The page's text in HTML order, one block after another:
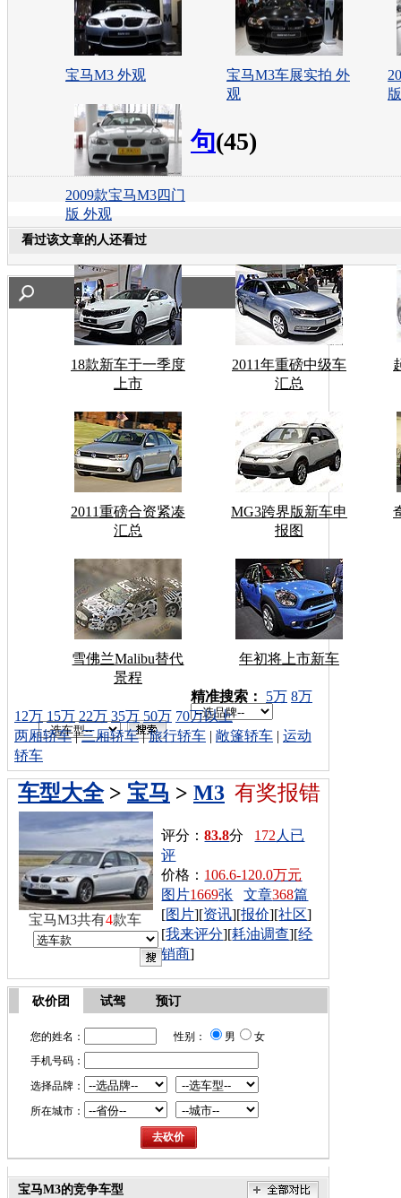
宝马M3 外观
宝马M3车展实拍 外
观
2009款宝马M3四门
版 外观
句(45)
看过该文章的人还看过
18款新车于一季度
上市
2011年重磅中级车
汇总
2011重磅合资紧凑
汇总
MG3跨界版新车申
报图
雪佛兰Malibu替代
景程
年初将上市新车
车型搜索：
精准搜索： 5万 8万
12万 15万 22万 35万 50万 70万以上
两厢轿车|三厢轿车|旅行轿车 | 敞篷轿车 | 运动
轿车
有奖报错
车型大全> 宝马 > M3
评分：83.8分 172 人已
评
价格： 106.6-120.0万元
图片1669张 文章368篇
[图片][资讯][报价][社区]
[我来评分][耗油调查][经
销商]
宝马M3共有4款车
砍价团 试驾 预订
您的姓名： 性别： 男
女
手机号码：
选择品牌：
所在城市：
宝马M3的竞争车型